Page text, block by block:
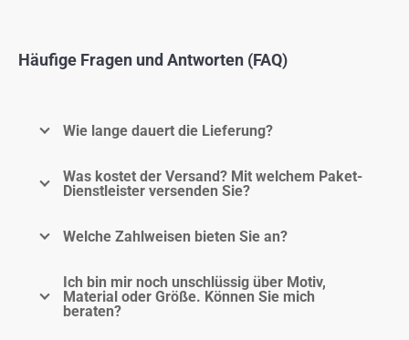
Häufige Fragen und Antworten (FAQ)
Wie lange dauert die Lieferung?
Was kostet der Versand? Mit welchem Paket-
Dienstleister versenden Sie?
Welche Zahlweisen bieten Sie an?
Ich bin mir noch unschlüssig über Motiv,
Material oder Größe. Können Sie mich
beraten?